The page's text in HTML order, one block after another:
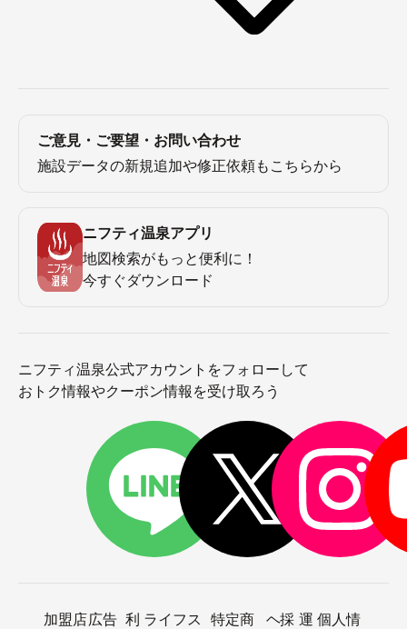
ご意見・ご要望・お問い合わせ
施設データの新規追加や修正依頼もこちらから
ニフティ温泉アプリ
地図検索がもっと便利に！
今すぐダウンロード
ニフティ温泉公式アカウントをフォローして
おトク情報やクーポン情報を受け取ろう
加盟店広告 利 ライフス
特定商
ヘ採 運 個人情